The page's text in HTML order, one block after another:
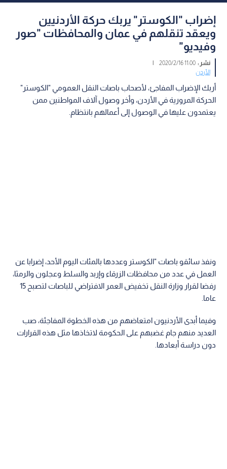
إضراب "الكوستر" يربك حركة الأردنيين
ويعقد تنقلهم في عمان والمحافظات "صور
وفيديو"
نشر :11:00 2020/2/16
|
الأردن
أربك الإضراب المفاجئ، لأصحاب باصات النقل العمومي "الكوستر"
الحركة المرورية في الأردن، وأخر وصول آلاف المواطنين ممن
يعتمدون عليها في الوصول إلى أعمالهم بانتظام.
ونفذ سائقو باصات "الكوستر وعددها بالمئات اليوم الأحد، إضرابا عن
العمل في عدد من محافظات الزرقاء وإربد والسلط وعجلون والرمثا،
رفضا لقرار وزارة النقل تخفيض العمر الافتراضي للباصات لتصبح 15
عاما.
وفيما أبدى الأردنيون امتعاضهم من هذه الخطوة المفاجئة، صب
العديد منهم جام غضبهم على الحكومة لاتخاذها مثل هذه القرارات
دون دراسة أبعادها.